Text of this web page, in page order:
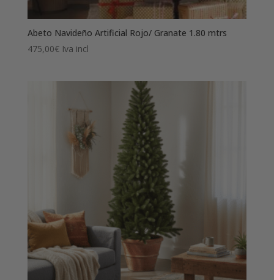
Abeto Navideño Artificial Rojo/ Granate 1.80 mtrs
475,00€ Iva incl